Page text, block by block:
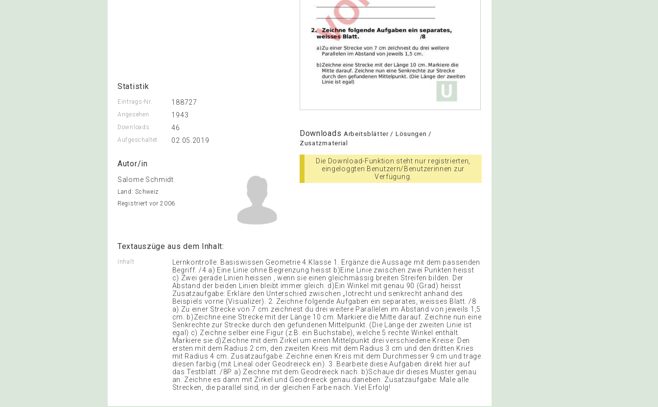
Statistik
Eintrags-Nr. 188727
Angesehen 1943
Downloads 46
Aufgeschaltet 02.05.2019
Autor/in
Salome Schmidt
Land: Schweiz
Registriert vor 2006
Downloads Arbeitsblätter / Lösungen /
Zusatzmaterial
Die Download-Funktion steht nur registrierten,
eingeloggten Benutzern/Benutzerinnen zur
Verfügung.
Textauszüge aus dem Inhalt:
Inhalt
Lernkontrolle: Basiswissen Geometrie 4.Klasse 1. Ergänze die Aussage mit dem passenden
Begriff. /4 a) Eine Linie ohne Begrenzung heisst b)Eine Linie zwischen zwei Punkten heisst
c) Zwei gerade Linien heissen , wenn sie einen gleichmässig breiten Streifen bilden. Der
Abstand der beiden Linien bleibt immer gleich. d)Ein Winkel mit genau 90 (Grad) heisst
Zusatzaufgabe: Erkläre den Unterschied zwischen „lotrecht und senkrecht anhand des
Beispiels vorne (Visualizer). 2. Zeichne folgende Aufgaben ein separates, weisses Blatt. /8
a) Zu einer Strecke von 7 cm zeichnest du drei weitere Parallelen im Abstand von jeweils 1,5
cm. b)Zeichne eine Strecke mit der Länge 10 cm. Markiere die Mitte darauf. Zeichne nun eine
Senkrechte zur Strecke durch den gefundenen Mittelpunkt. (Die Länge der zweiten Linie ist
egal) c) Zeichne selber eine Figur (z.B. ein Buchstabe), welche 5 rechte Winkel enthält.
Markiere sie d)Zeichne mit dem Zirkel um einen Mittelpunkt drei verschiedene Kreise: Den
ersten mit dem Radius 2 cm, den zweiten Kreis mit dem Radius 3 cm und den dritten Kries
mit Radius 4 cm. Zusatzaufgabe: Zeichne einen Kreis mit dem Durchmesser 9 cm und trage
diesen farbig (mit Lineal oder Geodreieck ein). 3. Bearbeite diese Aufgaben direkt hier auf
das Testblatt. /8P a) Zeichne mit dem Geodreieck nach. b)Schaue dir dieses Muster genau
an. Zeichne es dann mit Zirkel und Geodreieck genau daneben. Zusatzaufgabe: Male alle
Strecken, die parallel sind, in der gleichen Farbe nach. Viel Erfolg!